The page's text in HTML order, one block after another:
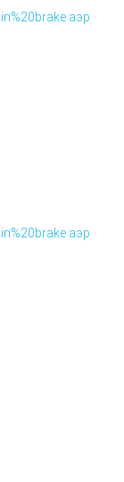
аэр
аэр